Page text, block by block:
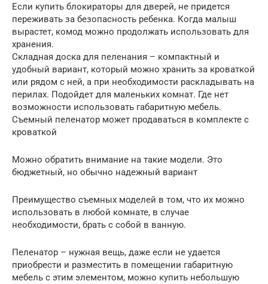
Если купить блокираторы для дверей, не придется
переживать за безопасность ребенка. Когда малыш
вырастет, комод можно продолжать использовать для
хранения.
Складная доска для пеленания – компактный и
удобный вариант, который можно хранить за кроваткой
или рядом с ней, а при необходимости раскладывать на
перилах. Подойдет для маленьких комнат. Где нет
возможности использовать габаритную мебель.
Съемный пеленатор может продаваться в комплекте с
кроваткой
Можно обратить внимание на такие модели. Это
бюджетный, но обычно надежный вариант
Преимущество съемных моделей в том, что их можно
использовать в любой комнате, в случае
необходимости, брать с собой в ванную.
Пеленатор – нужная вещь, даже если не удается
приобрести и разместить в помещении габаритную
мебель с этим элементом, можно купить небольшую